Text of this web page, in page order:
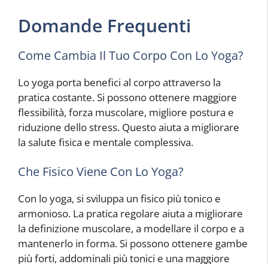
Domande Frequenti
Come Cambia Il Tuo Corpo Con Lo Yoga?
Lo yoga porta benefici al corpo attraverso la
pratica costante. Si possono ottenere maggiore
flessibilità, forza muscolare, migliore postura e
riduzione dello stress. Questo aiuta a migliorare
la salute fisica e mentale complessiva.
Che Fisico Viene Con Lo Yoga?
Con lo yoga, si sviluppa un fisico più tonico e
armonioso. La pratica regolare aiuta a migliorare
la definizione muscolare, a modellare il corpo e a
mantenerlo in forma. Si possono ottenere gambe
più forti, addominali più tonici e una maggiore